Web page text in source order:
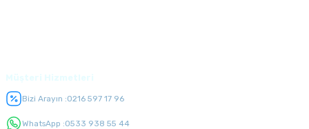
Bizi Arayın :0216 597 17 96
WhatsApp :0533 938 55 44